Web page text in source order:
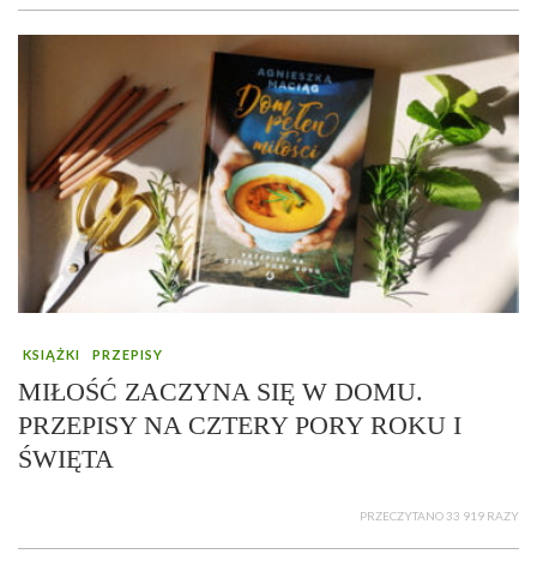
KSIĄŻKI PRZEPISY
MIŁOŚĆ ZACZYNA SIĘ W DOMU.
PRZEPISY NA CZTERY PORY ROKU I
ŚWIĘTA
PRZECZYTANO 33 919 RAZY